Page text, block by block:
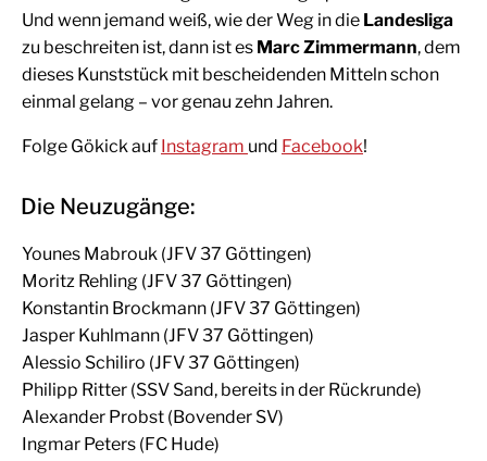
Und wenn jemand weiß, wie der Weg in die Landesliga
zu beschreiten ist, dann ist es Marc Zimmermann, dem
dieses Kunststück mit bescheidenden Mitteln schon
einmal gelang – vor genau zehn Jahren.
Folge Gökick auf Instagram und Facebook!
Die Neuzugänge:
Younes Mabrouk (JFV 37 Göttingen)
Moritz Rehling (JFV 37 Göttingen)
Konstantin Brockmann (JFV 37 Göttingen)
Jasper Kuhlmann (JFV 37 Göttingen)
Alessio Schiliro (JFV 37 Göttingen)
Philipp Ritter (SSV Sand, bereits in der Rückrunde)
Alexander Probst (Bovender SV)
Ingmar Peters (FC Hude)